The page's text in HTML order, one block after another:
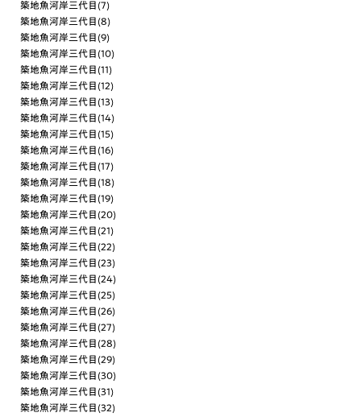
築地魚河岸三代目(7)
築地魚河岸三代目(8)
築地魚河岸三代目(9)
築地魚河岸三代目(10)
築地魚河岸三代目(11)
築地魚河岸三代目(12)
築地魚河岸三代目(13)
築地魚河岸三代目(14)
築地魚河岸三代目(15)
築地魚河岸三代目(16)
築地魚河岸三代目(17)
築地魚河岸三代目(18)
築地魚河岸三代目(19)
築地魚河岸三代目(20)
築地魚河岸三代目(21)
築地魚河岸三代目(22)
築地魚河岸三代目(23)
築地魚河岸三代目(24)
築地魚河岸三代目(25)
築地魚河岸三代目(26)
築地魚河岸三代目(27)
築地魚河岸三代目(28)
築地魚河岸三代目(29)
築地魚河岸三代目(30)
築地魚河岸三代目(31)
築地魚河岸三代目(32)